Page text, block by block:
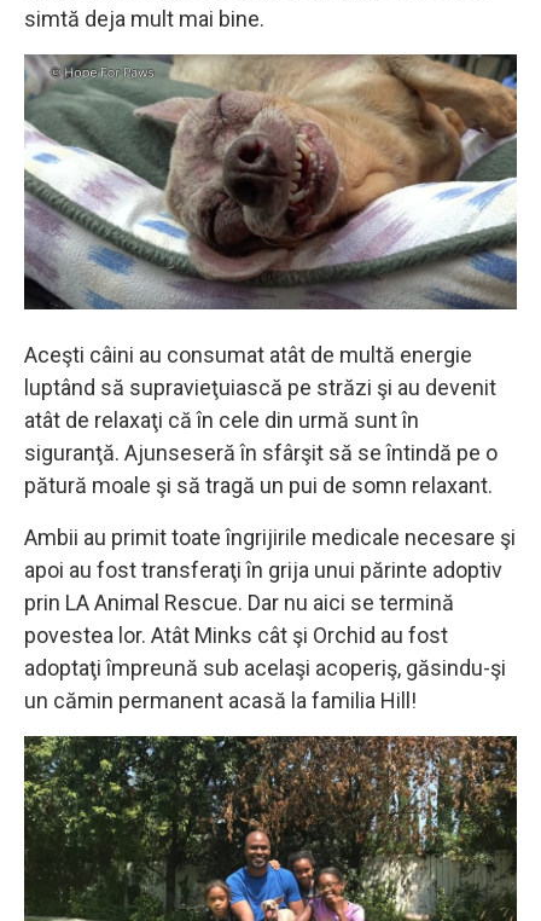
simtă deja mult mai bine.
Aceşti câini au consumat atât de multă energie
luptând să supravieţuiască pe străzi şi au devenit
atât de relaxaţi că în cele din urmă sunt în
siguranţă. Ajunseseră în sfârşit să se întindă pe o
pătură moale şi să tragă un pui de somn relaxant.
Ambii au primit toate îngrijirile medicale necesare şi
apoi au fost transferaţi în grija unui părinte adoptiv
prin LA Animal Rescue. Dar nu aici se termină
povestea lor. Atât Minks cât şi Orchid au fost
adoptaţi împreună sub acelaşi acoperiş, găsindu-şi
un cămin permanent acasă la familia Hill!